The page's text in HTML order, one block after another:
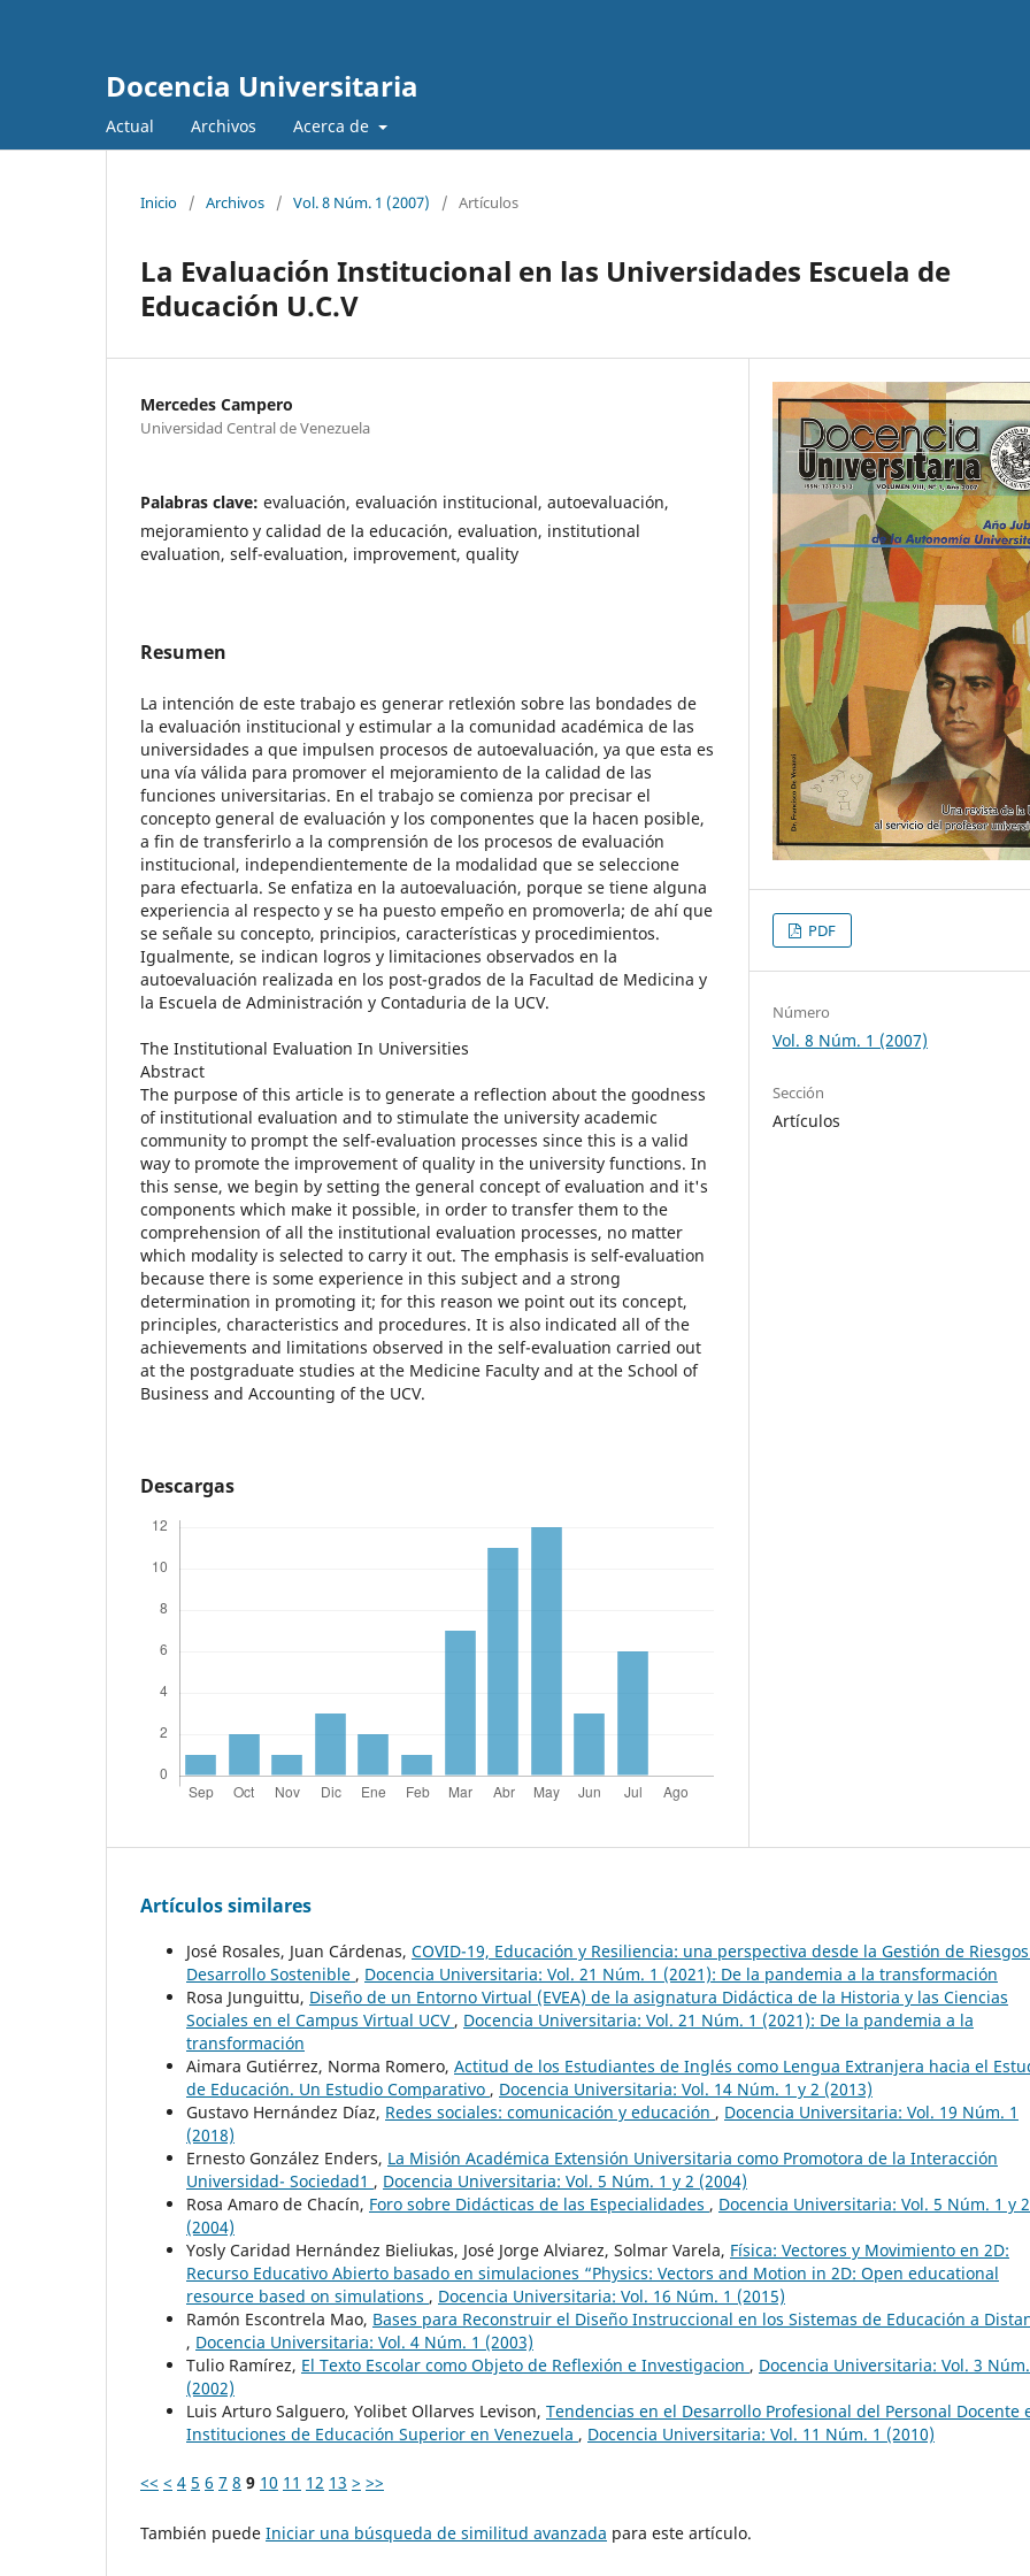
Docencia Universitaria
Actual Archivos Acerca de
Inicio / Archivos / Vol. 8 Núm. 1 (2007) / Artículos
La Evaluación Institucional en las Universidades Escuela de
Educación U.C.V
Mercedes Campero
Universidad Central de Venezuela
Palabras clave: evaluación, evaluación institucional, autoevaluación,
mejoramiento y calidad de la educación, evaluation, institutional
evaluation, self-evaluation, improvement, quality
Resumen
La intención de este trabajo es generar retlexión sobre las bondades de
la evaluación institucional y estimular a la comunidad académica de las
universidades a que impulsen procesos de autoevaluación, ya que esta es
una vía válida para promover el mejoramiento de la calidad de las
funciones universitarias. En el trabajo se comienza por precisar el
concepto general de evaluación y los componentes que la hacen posible,
a fin de transferirlo a la comprensión de los procesos de evaluación
institucional, independientemente de la modalidad que se seleccione
para efectuarla. Se enfatiza en la autoevaluación, porque se tiene alguna
experiencia al respecto y se ha puesto empeño en promoverla; de ahí que
se señale su concepto, principios, características y procedimientos.
Igualmente, se indican logros y limitaciones observados en la
autoevaluación realizada en los post-grados de la Facultad de Medicina y
la Escuela de Administración y Contaduria de la UCV.
The Institutional Evaluation In Universities
Abstract
The purpose of this article is to generate a reflection about the goodness
of institutional evaluation and to stimulate the university academic
community to prompt the self-evaluation processes since this is a valid
way to promote the improvement of quality in the university functions. In
this sense, we begin by setting the general concept of evaluation and it's
components which make it possible, in order to transfer them to the
comprehension of all the institutional evaluation processes, no matter
which modality is selected to carry it out. The emphasis is self-evaluation
because there is some experience in this subject and a strong
determination in promoting it; for this reason we point out its concept,
principles, characteristics and procedures. It is also indicated all of the
achievements and limitations observed in the self-evaluation carried out
at the postgraduate studies at the Medicine Faculty and at the School of
Business and Accounting of the UCV.
Descargas
PDF
Número
Vol. 8 Núm. 1 (2007)
Sección
Artículos
Artículos similares
José Rosales, Juan Cárdenas, COVID-19, Educación y Resiliencia: una perspectiva desde la Gestión de
Desarrollo Sostenible , Docencia Universitaria: Vol. 21 Núm. 1 (2021): De la pandemia a la transformación
Rosa Junguittu, Diseño de un Entorno Virtual (EVEA) de la asignatura Didáctica de la Historia y las Ciencias
Sociales en el Campus Virtual UCV , Docencia Universitaria: Vol. 21 Núm. 1 (2021): De la pandemia a la
transformación
Aimara Gutiérrez, Norma Romero, Actitud de los Estudiantes de Inglés como Lengua Extranjera hacia el
de Educación. Un Estudio Comparativo , Docencia Universitaria: Vol. 14 Núm. 1 y 2 (2013)
Gustavo Hernández Díaz, Redes sociales: comunicación y educación , Docencia Universitaria: Vol. 19 Núm. 1
(2018)
Ernesto González Enders, La Misión Académica Extensión Universitaria como Promotora de la Interacción
Universidad- Sociedad1 , Docencia Universitaria: Vol. 5 Núm. 1 y 2 (2004)
Rosa Amaro de Chacín, Foro sobre Didácticas de las Especialidades , Docencia Universitaria: Vol. 5 Núm. 1 y 2
(2004)
Yosly Caridad Hernández Bieliukas, José Jorge Alviarez, Solmar Varela, Física: Vectores y Movimiento en 2D:
Recurso Educativo Abierto basado en simulaciones “Physics: Vectors and Motion in 2D: Open educational
resource based on simulations , Docencia Universitaria: Vol. 16 Núm. 1 (2015)
Ramón Escontrela Mao, Bases para Reconstruir el Diseño Instruccional en los Sistemas de Educación a
, Docencia Universitaria: Vol. 4 Núm. 1 (2003)
Tulio Ramírez, El Texto Escolar como Objeto de Reflexión e Investigacion , Docencia Universitaria: Vol. 3
(2002)
Luis Arturo Salguero, Yolibet Ollarves Levison, Tendencias en el Desarrollo Profesional del Personal Docente
Instituciones de Educación Superior en Venezuela , Docencia Universitaria: Vol. 11 Núm. 1 (2010)
<< < 4 5 6 7 8 9 10 11 12 13 > >>
También puede Iniciar una búsqueda de similitud avanzada para este artículo.